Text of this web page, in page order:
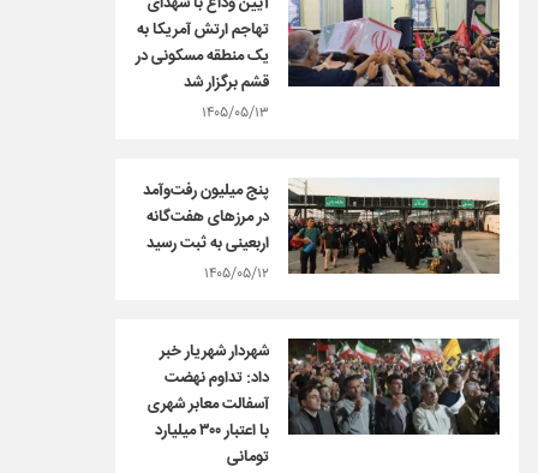
تهاجم ارتش آمریکا به
یک منطقه مسکونی در
قشم برگزار شد
۱۴۰۵/۰۵/۱۳
پنج میلیون رفت‌وآمد
در مرزهای هفت‌گانه
اربعینی به ثبت رسید
۱۴۰۵/۰۵/۱۲
شهردار شهریار خبر
داد: تداوم نهضت
آسفالت معابر شهری
با اعتبار ۳۰۰ میلیارد
تومانی